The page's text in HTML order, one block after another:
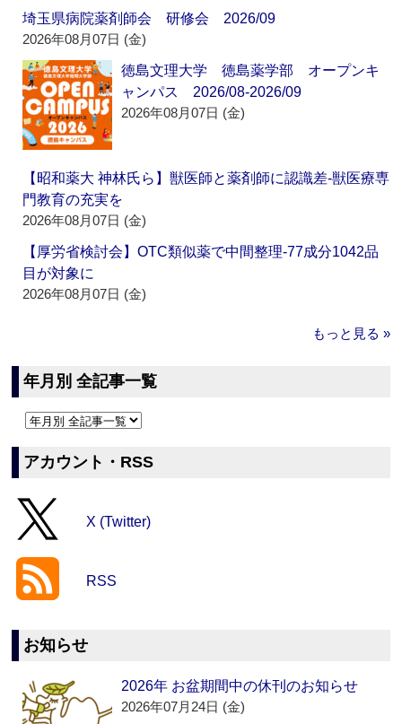
埼玉県病院薬剤師会 研修会 2026/09
2026年08月07日 (金)
徳島文理大学 徳島薬学部 オープンキ
ャンパス 2026/08-2026/09
2026年08月07日 (金)
【昭和薬大 神林氏ら】獣医師と薬剤師に認識差‐獣医療専
門教育の充実を
2026年08月07日 (金)
【厚労省検討会】OTC類似薬で中間整理‐77成分1042品
目が対象に
2026年08月07日 (金)
もっと見る »
年月別 全記事一覧
アカウント・RSS
X (Twitter)
RSS
お知らせ
2026年 お盆期間中の休刊のお知らせ
2026年07月24日 (金)